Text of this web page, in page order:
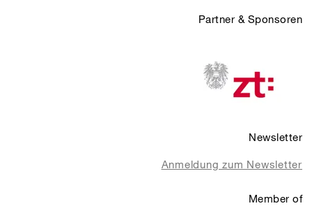
Partner & Sponsoren
Newsletter
Anmeldung zum Newsletter
Member of